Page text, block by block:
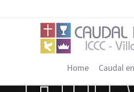
Home Caudal